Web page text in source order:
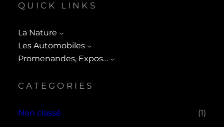
QUICK LINKS
La Nature
Les Automobiles
Promenandes, Expos…
CATEGORIES
Non classé (1)